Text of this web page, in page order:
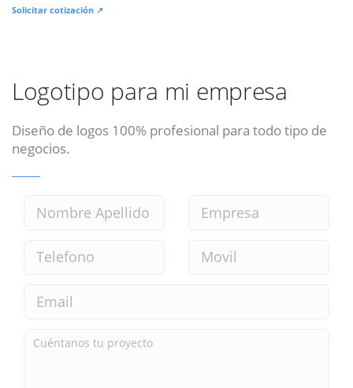
Solicitar cotización ↗
Logotipo para mi empresa
Diseño de logos 100% profesional para todo tipo de
negocios.